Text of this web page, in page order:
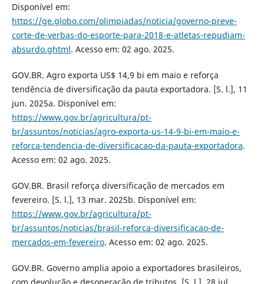
Disponível em:
https://ge.globo.com/olimpiadas/noticia/governo-preve-
corte-de-verbas-do-esporte-para-2018-e-atletas-repudiam-
absurdo.ghtml. Acesso em: 02 ago. 2025.
GOV.BR. Agro exporta US$ 14,9 bi em maio e reforça
tendência de diversificação da pauta exportadora. [S. l.], 11
jun. 2025a. Disponível em:
https://www.gov.br/agricultura/pt-
br/assuntos/noticias/agro-exporta-us-14-9-bi-em-maio-e-
reforca-tendencia-de-diversificacao-da-pauta-exportadora.
Acesso em: 02 ago. 2025.
GOV.BR. Brasil reforça diversificação de mercados em
fevereiro. [S. l.], 13 mar. 2025b. Disponível em:
https://www.gov.br/agricultura/pt-
br/assuntos/noticias/brasil-reforca-diversificacao-de-
mercados-em-fevereiro. Acesso em: 02 ago. 2025.
GOV.BR. Governo amplia apoio a exportadores brasileiros,
com devolução e desoneração de tributos. [S. l.], 28 jul.